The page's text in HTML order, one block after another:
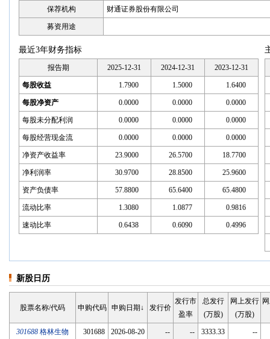
保荐机构 财通证券股份有限公司
募资用途
最近3年财务指标
报告期 2025-12-31 2024-12-31 2023-12-31
每股收益 1.7900 1.5000 1.6400
每股净资产 0.0000 0.0000 0.0000
每股未分配利润 0.0000 0.0000 0.0000
每股经营现金流 0.0000 0.0000 0.0000
净资产收益率 23.9000 26.5700 18.7700
净利润率 30.9700 28.8500 25.9600
资产负债率 57.8800 65.6400 65.4800
流动比率 1.3080 1.0877 0.9816
速动比率 0.6438 0.6090 0.4996
新股日历
股票名称/代码 申购代码 申购日期↓ 发行价
发行市
盈率
总发行
(万股)
网上发行
(万股)
301688 格林生物 301688 2026-08-20 -- -- 3333.33 --